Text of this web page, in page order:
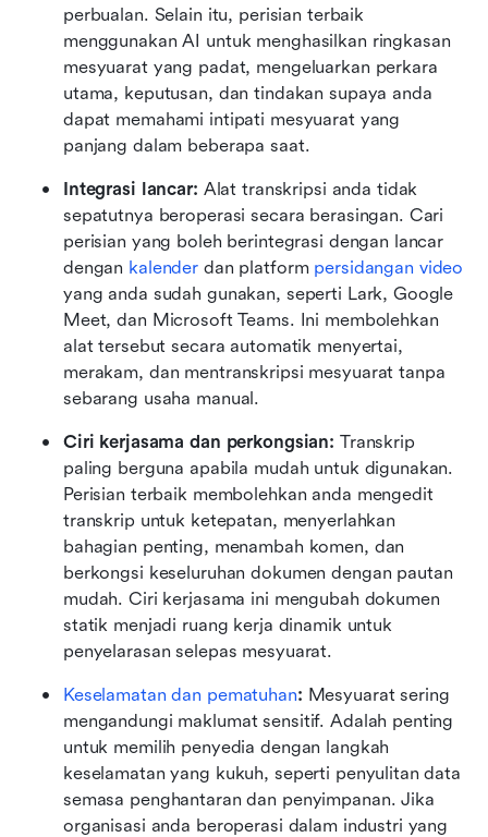
perbualan. Selain itu, perisian terbaik
menggunakan AI untuk menghasilkan ringkasan
mesyuarat yang padat, mengeluarkan perkara
utama, keputusan, dan tindakan supaya anda
dapat memahami intipati mesyuarat yang
panjang dalam beberapa saat.
Integrasi lancar: Alat transkripsi anda tidak
sepatutnya beroperasi secara berasingan. Cari
perisian yang boleh berintegrasi dengan lancar
dengan kalender dan platform persidangan video
yang anda sudah gunakan, seperti Lark, Google
Meet, dan Microsoft Teams. Ini membolehkan
alat tersebut secara automatik menyertai,
merakam, dan mentranskripsi mesyuarat tanpa
sebarang usaha manual.
Ciri kerjasama dan perkongsian: Transkrip
paling berguna apabila mudah untuk digunakan.
Perisian terbaik membolehkan anda mengedit
transkrip untuk ketepatan, menyerlahkan
bahagian penting, menambah komen, dan
berkongsi keseluruhan dokumen dengan pautan
mudah. Ciri kerjasama ini mengubah dokumen
statik menjadi ruang kerja dinamik untuk
penyelarasan selepas mesyuarat.
Keselamatan dan pematuhan: Mesyuarat sering
mengandungi maklumat sensitif. Adalah penting
untuk memilih penyedia dengan langkah
keselamatan yang kukuh, seperti penyulitan data
semasa penghantaran dan penyimpanan. Jika
organisasi anda beroperasi dalam industri yang